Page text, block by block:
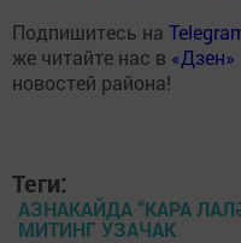
Подпишитесь на
же читайте нас в «Дзен»
новостей района!
Теги:
АЗНАКАЙДА “КАРА
МИТИНГ УЗАЧАК